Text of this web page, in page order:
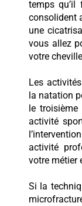
temps
consolident
une
vous allez
votre
Les
la natation
le troisième
activité
activité
votre métier
Si la